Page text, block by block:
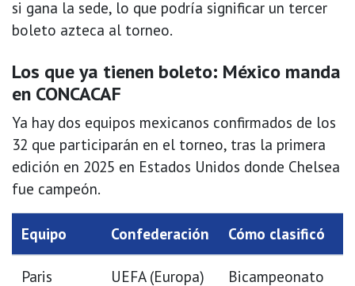
si gana la sede, lo que podría significar un tercer
boleto azteca al torneo.
Los que ya tienen boleto: México manda
en CONCACAF
Ya hay dos equipos mexicanos confirmados de los
32 que participarán en el torneo, tras la primera
edición en 2025 en Estados Unidos donde Chelsea
fue campeón.
Equipo Confederación Cómo clasificó
Paris
UEFA (Europa)
Bicampeonato